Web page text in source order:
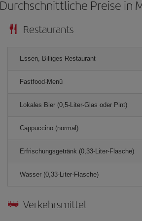
Durchschnittliche Preise in
Restaurants
Essen, Billiges Restaurant
Fastfood-Menü
Lokales Bier (0,5-Liter-Glas oder Pint)
Cappuccino (normal)
Erfrischungsgetränk (0,33-Liter-Flasche)
Wasser (0,33-Liter-Flasche)
Verkehrsmittel